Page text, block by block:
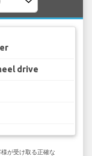
drive
が受け取る正確な